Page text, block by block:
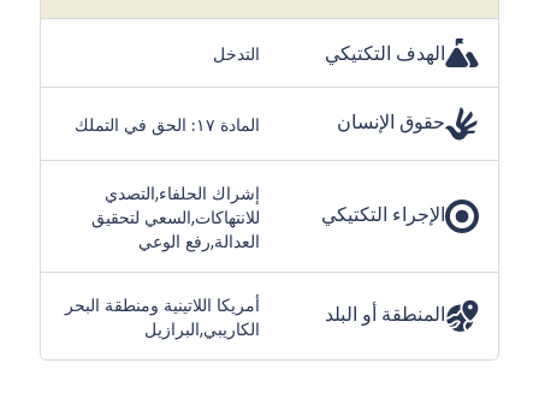
الهدف التكتيكي التدخل
حقوق الإنسان المادة ١٧: الحق في التملك
الإجراء التكتيكي
إشراك الحلفاء,التصدي
للانتهاكات,السعي لتحقيق
العدالة,رفع الوعي
المنطقة أو البلد
أمريكا اللاتينية ومنطقة البحر
الكاريبي,البرازيل